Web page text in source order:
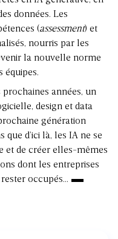
données. Les
(assessment) et
nourris par les
la nouvelle norme
équipes.
années, un
design et data
génération
que d’ici là, les IA ne se
et de créer elles-mêmes
dont les entreprises
occupés…